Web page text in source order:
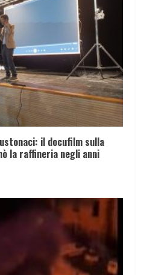
il docufilm sulla
la raffineria negli anni